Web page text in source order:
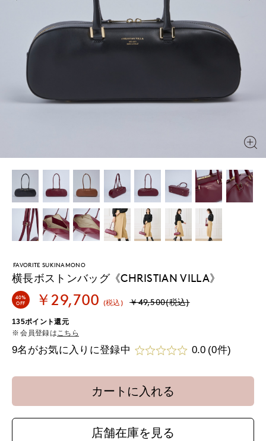
FAVORITE SUKINAMONO
横長ボストンバッグ《CHRISTIAN VILLA》
40%
OFF ￥29,700 (税込) ￥49,500(税込)
135ポイント還元
会員登録は こちら
9名がお気に入りに登録中 0.0 (0件)
カートに入れる
店舗在庫を見る